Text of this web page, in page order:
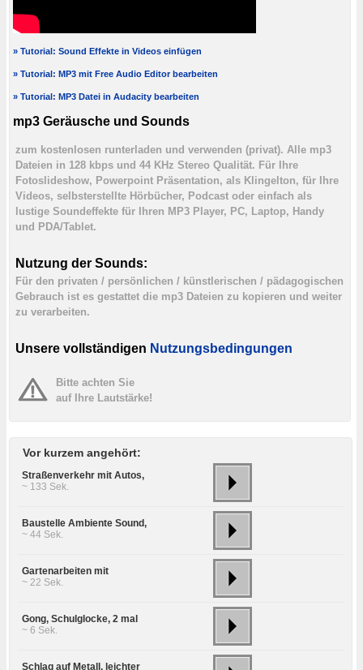
» Tutorial: Sound Effekte in Videos einfügen
» Tutorial: MP3 mit Free Audio Editor bearbeiten
» Tutorial: MP3 Datei in Audacity bearbeiten
mp3 Geräusche und Sounds
zum kostenlosen runterladen und verwenden (privat). Alle mp3
Dateien in 128 kbps und 44 KHz Stereo Qualität. Für Ihre
Fotoslideshow, Powerpoint Präsentation, als Klingelton, für Ihre
Videos, selbsterstellte Hörbücher, Podcast oder einfach als
lustige Soundeffekte für Ihren MP3 Player, PC, Laptop, Handy
und PDA/Tablet.
Nutzung der Sounds:
Für den privaten / persönlichen / künstlerischen / pädagogischen
Gebrauch ist es gestattet die mp3 Dateien zu kopieren und weiter
zu verarbeiten.
Unsere vollständigen Nutzungsbedingungen
Bitte achten Sie
auf Ihre Lautstärke!
Vor kurzem angehört:
Straßenverkehr mit Autos,
~ 133 Sek.
Baustelle Ambiente Sound,
~ 44 Sek.
Gartenarbeiten mit
~ 22 Sek.
Gong, Schulglocke, 2 mal
~ 6 Sek.
Schlag auf Metall, leichter